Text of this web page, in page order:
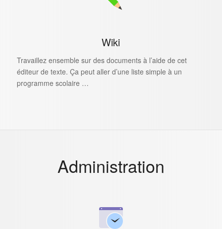
Wiki
Travaillez ensemble sur des documents à l’aide de cet
éditeur de texte. Ça peut aller d’une liste simple à un
programme scolaire …
Administration